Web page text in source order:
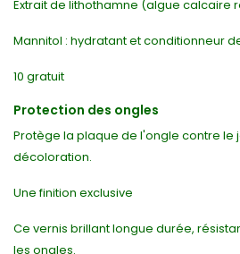
Extrait de lithothamne (algue calcaire
Mannitol : hydratant et conditionneur
10 gratuit
Protection des ongles
Protège la plaque de l'ongle contre le
décoloration.
Une finition exclusive
Ce vernis brillant longue durée,
les ongles.